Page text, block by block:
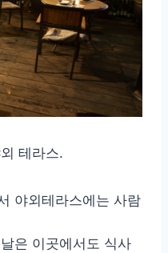
테라스.
야외테라스에는 사람
은 이곳에서도 식사